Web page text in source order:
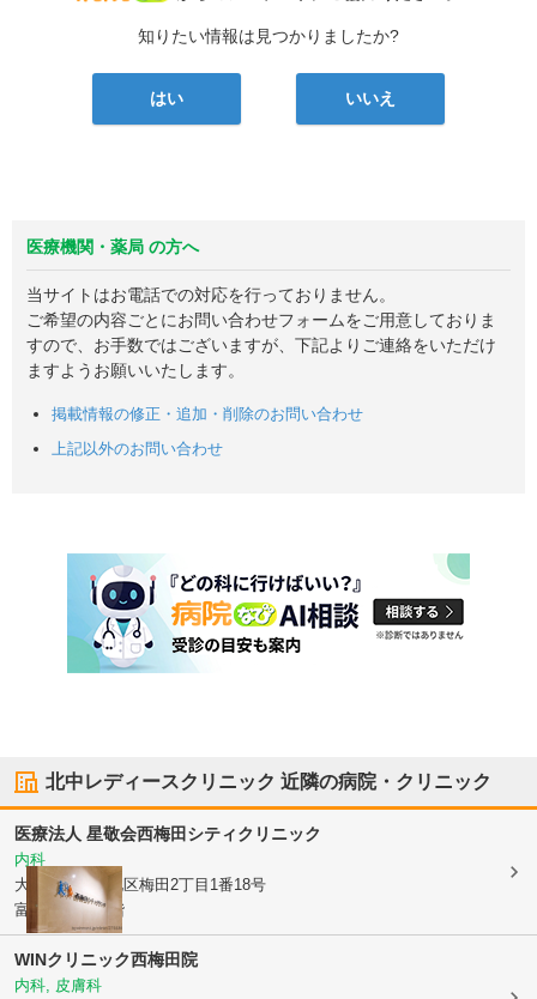
知りたい情報は見つかりましたか?
はい いいえ
医療機関・薬局 の方へ
当サイトはお電話での対応を行っておりません。
ご希望の内容ごとにお問い合わせフォームをご用意しておりま
すので、お手数ではございますが、下記よりご連絡をいただけ
ますようお願いいたします。
掲載情報の修正・追加・削除のお問い合わせ
上記以外のお問い合わせ
北中レディースクリニック 近隣の病院・クリニック
医療法人 星敬会西梅田シティクリニック
内科
大阪府大阪市北区梅田2丁目1番18号
富士ビル2階3階
WINクリニック西梅田院
内科, 皮膚科